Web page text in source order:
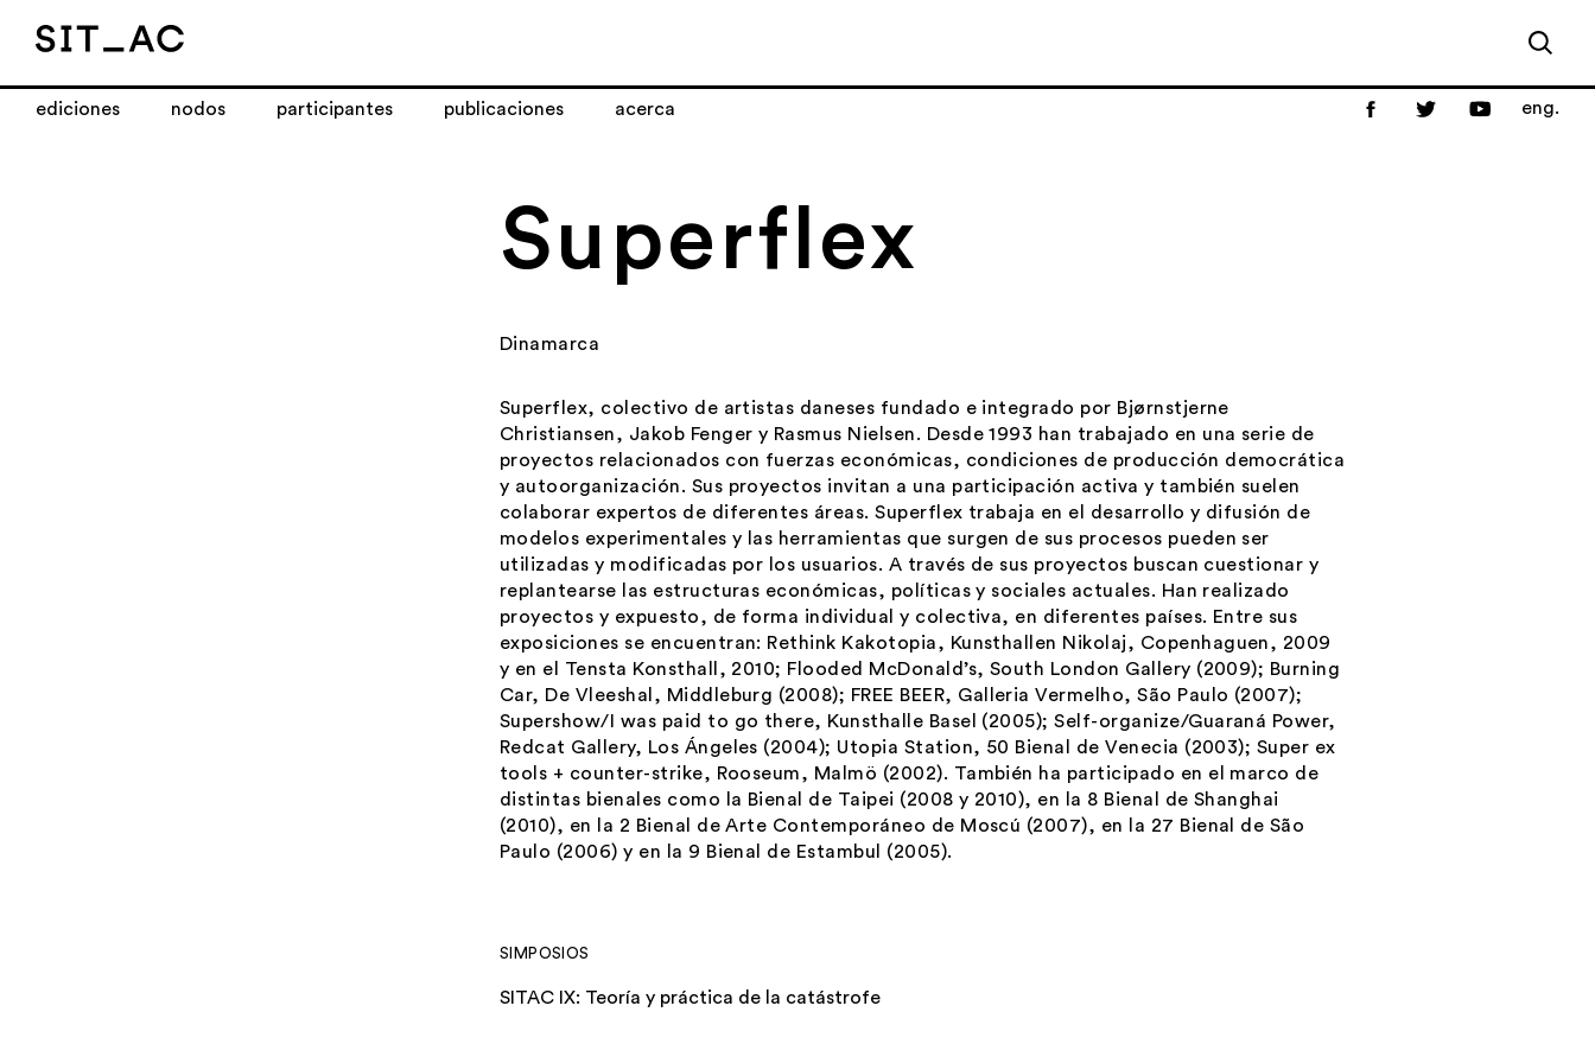
eng.
ediciones nodos participantes publicaciones acerca
Superflex
Dinamarca
Superflex, colectivo de artistas daneses fundado e integrado por Bjørnstjerne
Christiansen, Jakob Fenger y Rasmus Nielsen. Desde 1993 han trabajado en una serie de
proyectos relacionados con fuerzas económicas, condiciones de producción democrática
y autoorganización. Sus proyectos invitan a una participación activa y también suelen
colaborar expertos de diferentes áreas. Superflex trabaja en el desarrollo y difusión de
modelos experimentales y las herramientas que surgen de sus procesos pueden ser
utilizadas y modificadas por los usuarios. A través de sus proyectos buscan cuestionar y
replantearse las estructuras económicas, políticas y sociales actuales. Han realizado
proyectos y expuesto, de forma individual y colectiva, en diferentes países. Entre sus
exposiciones se encuentran: Rethink Kakotopia, Kunsthallen Nikolaj, Copenhaguen, 2009
y en el Tensta Konsthall, 2010; Flooded McDonald’s, South London Gallery (2009); Burning
Car, De Vleeshal, Middleburg (2008); FREE BEER, Galleria Vermelho, São Paulo (2007);
Supershow/I was paid to go there, Kunsthalle Basel (2005);Self-organize/Guaraná Power,
Redcat Gallery, Los Ángeles (2004); Utopia Station, 50 Bienal de Venecia (2003); Super ex
tools + counter-strike, Rooseum, Malmö (2002). También ha participado en el marco de
distintas bienales como la Bienal de Taipei (2008 y 2010), en la 8 Bienal de Shanghai
(2010), en la 2 Bienal de Arte Contemporáneo de Moscú (2007), en la 27 Bienal de São
Paulo (2006) y en la 9 Bienal de Estambul (2005).
SIMPOSIOS
SITAC IX: Teoría y práctica de la catástrofe